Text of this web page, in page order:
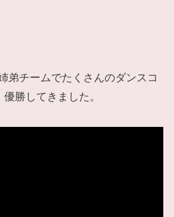
弟チームでたくさんのダンスコ
勝してきました。